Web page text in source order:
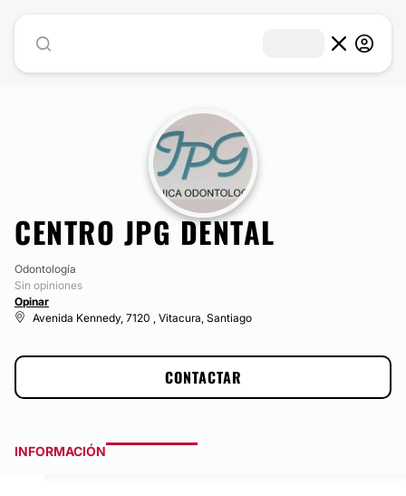
CENTRO JPG DENTAL
Odontología
Sin opiniones
Opinar
Avenida Kennedy, 7120 , Vitacura, Santiago
CONTACTAR
INFORMACIÓN